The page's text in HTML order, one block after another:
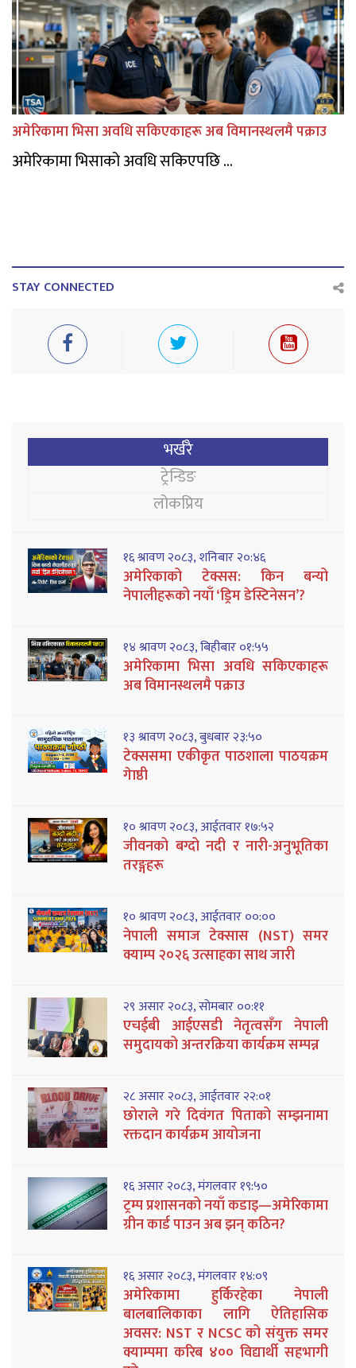
अमेरिकामा भिसा अवधि सकिएकाहरू अब विमानस्थलमै पक्राउ
अमेरिकामा भिसाको अवधि सकिएपछि ...
STAY CONNECTED
भर्खरै
ट्रेन्डिङ
लोकप्रिय
१६ श्रावण २०८३, शनिबार २०:४६
अमेरिकाको टेक्सस: किन बन्यो
नेपालीहरूको नयाँ ‘ड्रिम डेस्टिनेसन’?
१४ श्रावण २०८३, बिहीबार ०१:५५
अमेरिकामा भिसा अवधि सकिएकाहरू
अब विमानस्थलमै पक्राउ
१३ श्रावण २०८३, बुधबार २३:५०
टेक्ससमा एकीकृत पाठशाला पाठयक्रम
गेाष्ठी
१० श्रावण २०८३, आईतवार १७:५२
जीवनको बग्दो नदी र नारी-अनुभूतिका
तरङ्गहरू
१० श्रावण २०८३, आईतवार ००:००
नेपाली समाज टेक्सास (NST) समर
क्याम्प २०२६ उत्साहका साथ जारी
२९ असार २०८३, सोमबार ००:११
एचईबी आईएसडी नेतृत्वसँग नेपाली
समुदायको अन्तरक्रिया कार्यक्रम सम्पन्न
२८ असार २०८३, आईतवार २२:०१
छोराले गरे दिवंगत पिताको सम्झनामा
रक्तदान कार्यक्रम आयोजना
१६ असार २०८३, मंगलवार १९:५०
ट्रम्प प्रशासनको नयाँ कडाइ—अमेरिकामा
ग्रीन कार्ड पाउन अब झन् कठिन?
१६ असार २०८३, मंगलवार १४:०९
अमेरिकामा हुर्किरहेका नेपाली
बालबालिकाका लागि ऐतिहासिक
अवसर: NST र NCSC को संयुक्त समर
क्याम्पमा करिब ४०० विद्यार्थी सहभागी